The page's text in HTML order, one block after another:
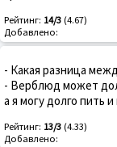
Рейтинг: 14/3 (4.67)
Добавлено:
- Какая pазница
- Веpблюд может
а я могу долго пить
Рейтинг: 13/3 (4.33)
Добавлено: